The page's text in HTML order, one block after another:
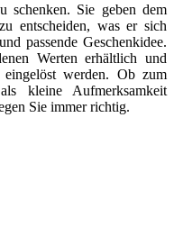
schenken. Sie geben dem
entscheiden, was er sich
passende Geschenkidee.
Werten erhältlich und
werden. Ob zum
kleine Aufmerksamkeit
Sie immer richtig.